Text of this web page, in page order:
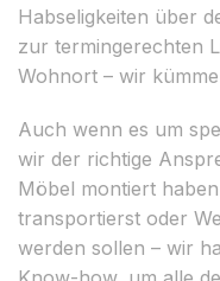
Habseligkeiten über
zur termingerechten
Wohnort – wir
Auch wenn es um
wir der richtige
Möbel montiert
transportierst oder
werden sollen – wir